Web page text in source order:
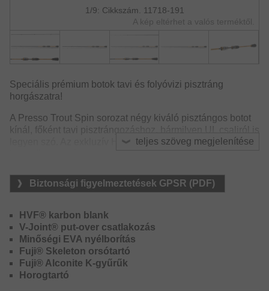
1/9: Cikkszám. 11718-191
A kép eltérhet a valós terméktől.
teljes szöveg megjelenítése
Speciális prémium botok tavi és folyóvizi pisztráng
horgászatra!
A Presso Trout Spin sorozat négy kiváló pisztángos botot
kínál, főként tavi pisztrángozáshoz, bármilyen UL csaliról is
legyen szó. Az exkluzív HVF karbonszálból készült
tesztgörbe különösen homogén a toldásoknál alkalmazott
V-Joint technológiának köszönhetően. A kiváló minőségű,
a blank visszaálljon dobás után gyorsan alaphelyzetbe – a
dobások így különösen pontosak.
A két tűspicces 0.5-5g dobósúlyú modell különösen
érzékeny, és már nagyon kis súly alatt is kiválóan
feltöltődik, ezáltal messzire dobhatóak az apró csalik is a
Biztonsági figyelmeztetések GPSR (PDF)
HVF® karbon blank
V-Joint® put-over csatlakozás
Minőségi EVA nyélborítás
Fuji® Skeleton orsótartó
Fuji® Alconite K-gyűrűk
Horogtartó